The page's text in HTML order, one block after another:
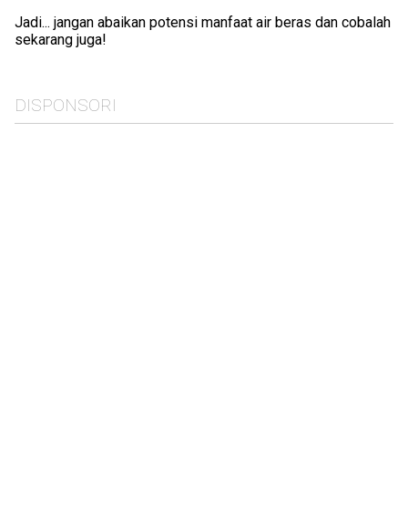
Jadi... jangan abaikan potensi manfaat air beras dan cobalah
sekarang juga!
DISPONSORI